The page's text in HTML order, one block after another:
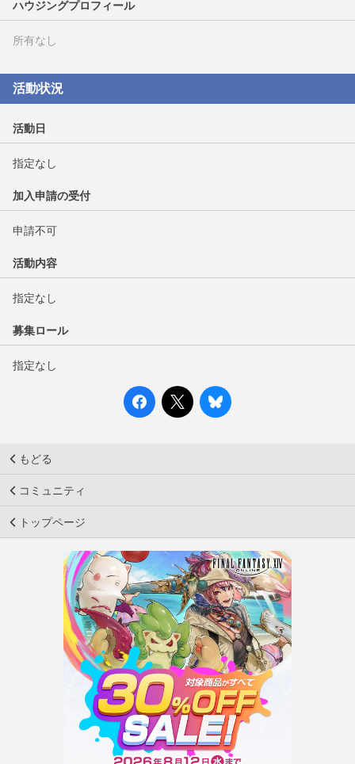
ハウジングプロフィール
所有なし
活動状況
活動日
指定なし
加入申請の受付
申請不可
活動内容
指定なし
募集ロール
指定なし
もどる
コミュニティ
トップページ